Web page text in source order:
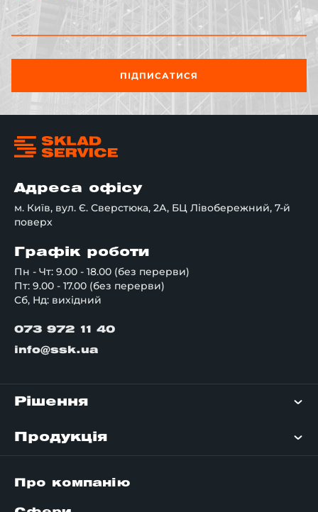
ПІДПИСАТИСЯ
Адреса офісу
м. Київ, вул. Є. Сверстюка, 2А, БЦ Лівобережний, 7-й
поверх
Графік роботи
Пн - Чт: 9.00 - 18.00 (без перерви)
Пт: 9.00 - 17.00 (без перерви)
Сб, Нд: вихідний
073 972 11 40
info@ssk.ua
Рішення
Продукція
Про компанію